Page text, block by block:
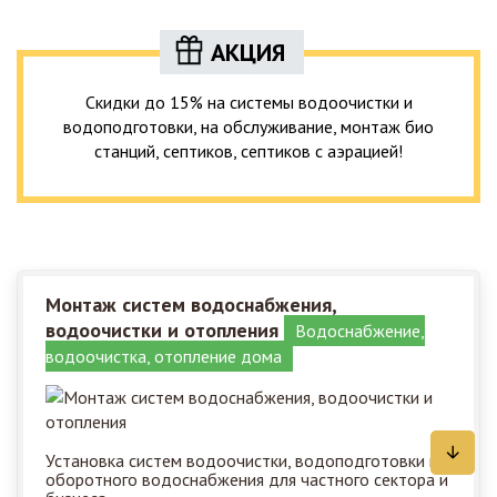
АКЦИЯ
Скидки до 15% на системы водоочистки и
водоподготовки, на обслуживание, монтаж био
станций, септиков, септиков с аэрацией!
Монтаж систем водоснабжения,
водоочистки и отопления
Водоснабжение,
водоочистка, отопление дома
Установка систем водоочистки, водоподготовки и
оборотного водоснабжения для частного сектора и